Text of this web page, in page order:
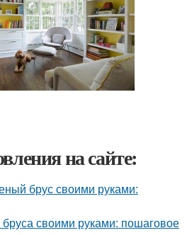
на сайте:
брус своими руками:
бруса своими руками: пошаговое